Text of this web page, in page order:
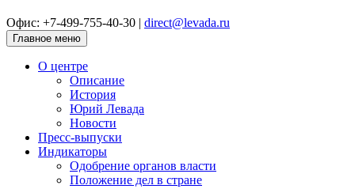
Офис: +7-499-755-40-30 | direct@levada.ru
Главное меню
О центре
Описание
История
Юрий Левада
Новости
Пресс-выпуски
Индикаторы
Одобрение органов власти
Положение дел в стране